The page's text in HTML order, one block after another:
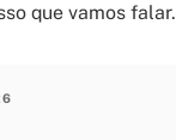
que vamos falar.